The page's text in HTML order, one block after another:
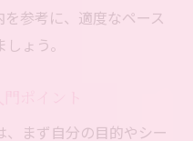
参考に、適度なペース
ょう。
まず自分の目的やシー